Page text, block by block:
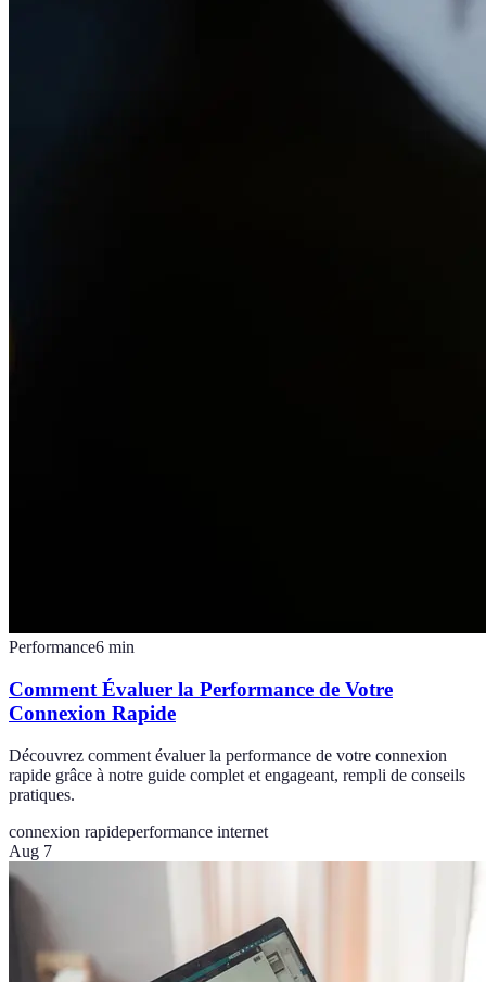
Performance6 min
Comment Évaluer la Performance de Votre
Connexion Rapide
Découvrez comment évaluer la performance de votre connexion
rapide grâce à notre guide complet et engageant, rempli de conseils
pratiques.
connexion rapideperformance internet
Aug 7